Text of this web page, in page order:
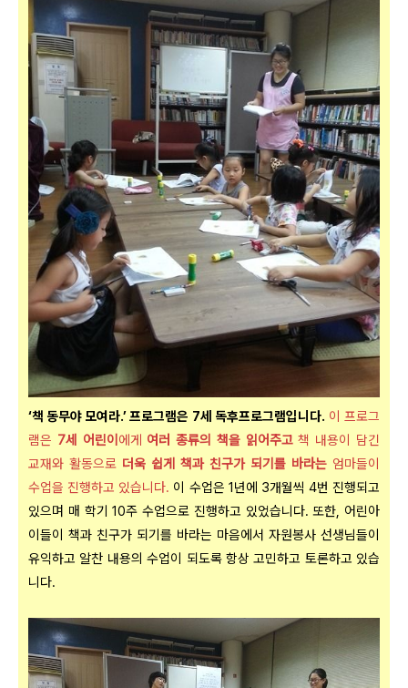
‘책 동무야 모여라.’ 프로그램은 7세 독후프로그램입니다. 이 프로그
램은 7세 어린이 에게 여러 종류의 책을 읽어주고책 내용이 담긴
교재와 활동으로 더욱 쉽게 책과 친구가 되기를 바라는 엄마들이
수업을 진행하고 있습니다. 이 수업은 1년에 3개월씩 4번 진행되고
있으며 매 학기 10주 수업으로 진행하고 있었습니다. 또한, 어린아
이들이 책과 친구가 되기를 바라는 마음에서 자원봉사 선생님들이
유익하고 알찬 내용의 수업이 되도록 항상 고민하고 토론하고 있습
니다.